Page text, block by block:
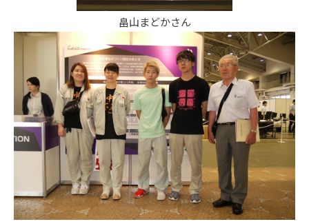
畠山まどかさん